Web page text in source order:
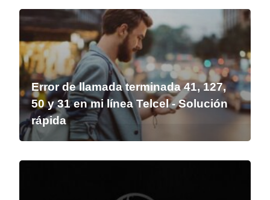
Error de llamada terminada 41, 127,
50 y 31 en mi línea Telcel - Solución
rápida